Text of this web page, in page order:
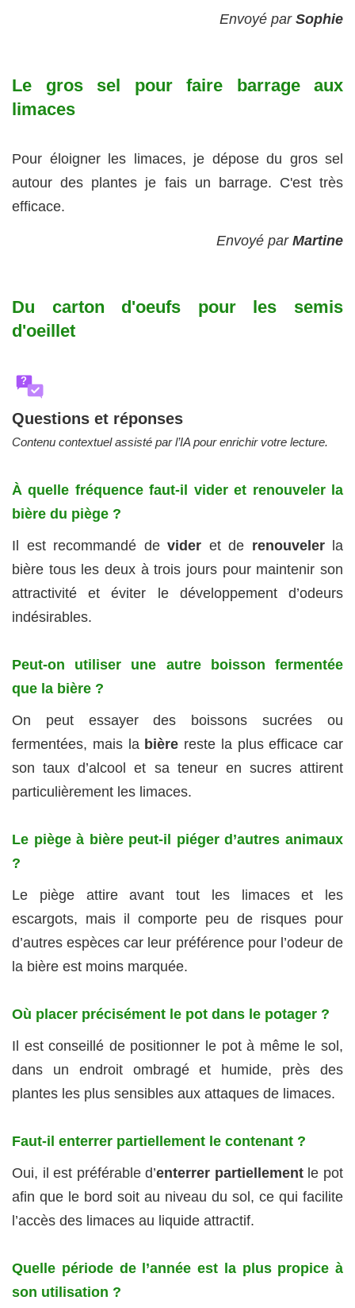
Envoyé par Sophie
Le gros sel pour faire barrage aux
limaces
Pour éloigner les limaces, je dépose du gros sel
autour des plantes je fais un barrage. C'est très
efficace.
Envoyé par Martine
Du carton d'oeufs pour les semis
d'oeillet
?
Questions et réponses
Contenu contextuel assisté par l’IA pour enrichir votre lecture.
À quelle fréquence faut-il vider et renouveler la
bière du piège ?
Il est recommandé de vider et de renouvelerla
bière tous les deux à trois jours pour maintenir son
attractivité et éviter le développement d’odeurs
indésirables.
Peut-on utiliser une autre boisson fermentée
que la bière ?
On peut essayer des boissons sucrées ou
fermentées, mais la bière reste la plus efficace car
son taux d’alcool et sa teneur en sucres attirent
particulièrement les limaces.
Le piège à bière peut-il piéger d’autres animaux
?
Le piège attire avant tout les limaces et les
escargots, mais il comporte peu de risques pour
d’autres espèces car leur préférence pour l’odeur de
la bière est moins marquée.
Où placer précisément le pot dans le potager ?
Il est conseillé de positionner le pot à même le sol,
dans un endroit ombragé et humide, près des
plantes les plus sensibles aux attaques de limaces.
Faut-il enterrer partiellement le contenant ?
Oui, il est préférable d’enterrer partiellementle pot
afin que le bord soit au niveau du sol, ce qui facilite
l’accès des limaces au liquide attractif.
Quelle période de l’année est la plus propice à
son utilisation ?